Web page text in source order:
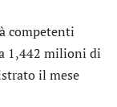
competenti
1,442 milioni di
il mese